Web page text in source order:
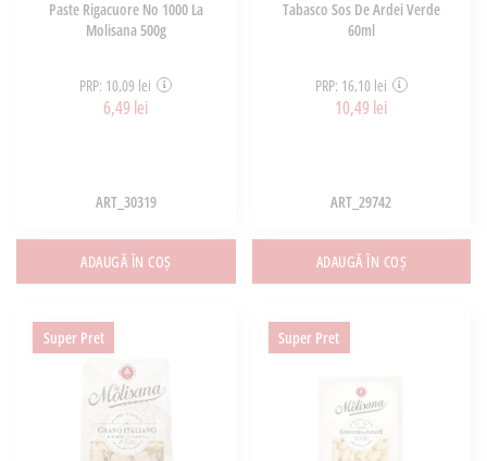
Paste Rigacuore No 1000 La
Molisana 500g
PRP: 10,09 lei
6,49 lei
ART_30319
ADAUGĂ ÎN COȘ
Tabasco Sos De Ardei Verde
60ml
PRP: 16,10 lei
10,49 lei
ART_29742
ADAUGĂ ÎN COȘ
Super Pret Super Pret